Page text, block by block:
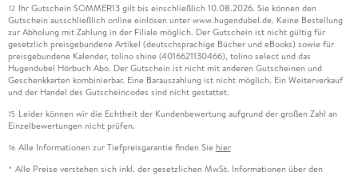
12 Ihr Gutschein SOMMER13 gilt bis einschließlich 10.08.2026. Sie können den
Gutschein ausschließlich online einlösen unter www.hugendubel.de. Keine Bestellung
zur Abholung mit Zahlung in der Filiale möglich. Der Gutschein ist nicht gültig für
gesetzlich preisgebundene Artikel (deutschsprachige Bücher und eBooks) sowie für
preisgebundene Kalender, tolino shine (4016621130466), tolino select und das
Hugendubel Hörbuch Abo. Der Gutschein ist nicht mit anderen Gutscheinen und
Geschenkkarten kombinierbar. Eine Barauszahlung ist nicht möglich. Ein Weiterverkauf
und der Handel des Gutscheincodes sind nicht gestattet.
15 Leider können wir die Echtheit der Kundenbewertung aufgrund der großen Zahl an
Einzelbewertungen nicht prüfen.
16 Alle Informationen zur Tiefpreisgarantie finden Sie hier
* Alle Preise verstehen sich inkl. der gesetzlichen MwSt. Informationen über den